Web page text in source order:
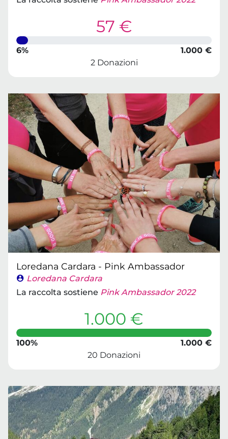
57 €
6%
1.000 €
2 Donazioni
Loredana Cardara - Pink Ambassador
Loredana Cardara
La raccolta sostiene Pink Ambassador 2022
1.000 €
100%
1.000 €
20 Donazioni